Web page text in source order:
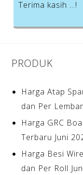
Terima kasih …!
PRODUK
Harga Atap
dan Per
Harga GRC
Terbaru Juni
Harga Besi
dan Per Roll